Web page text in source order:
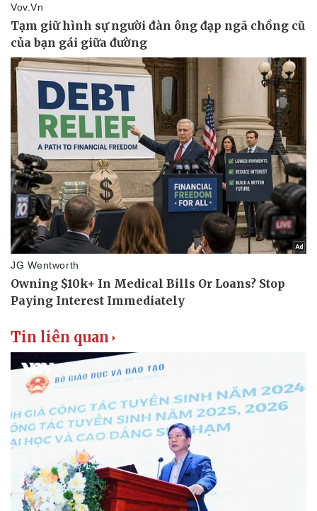
Doanh nghiệp
Thông tin doanh nghiệp
Doanh nghiệp 24h
Doanh nhân
Vì cộng đồng
Công nghệ
Sành điệu
Tin Công nghệ
Trải nghiệm
Chuyển đổi số
Tin liên quan